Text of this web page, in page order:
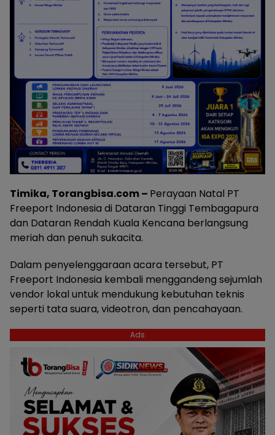
Timika, Torangbisa.com – Perayaan Natal PT
Freeport Indonesia di Dataran Tinggi Tembagapura
dan Dataran Rendah Kuala Kencana berlangsung
meriah dan penuh sukacita.
Dalam penyelenggaraan acara tersebut, PT
Freeport Indonesia kembali menggandeng sejumlah
vendor lokal untuk mendukung kebutuhan teknis
seperti tata suara, videotron, dan pencahayaan.
Ads